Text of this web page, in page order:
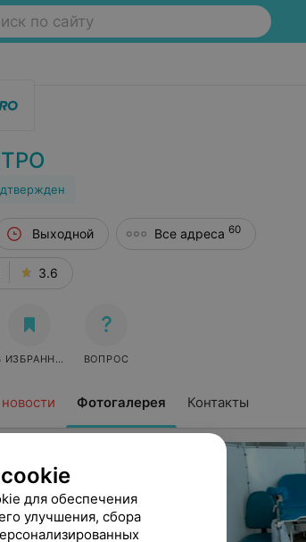
по сайту
Фотогалерея Контакты
Выходной Все адреса 60
3.6
ИЗБРАННОЕ ВОПРОС
для обеспечения
улучшения, сбора